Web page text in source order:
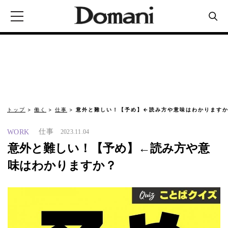
トップ 働く 仕事 意外と難しい！【予め】←読み方や意味はわかります
WORK 仕事 2023.11.04
意外と難しい！【予め】←読み方や意
味はわかりますか？